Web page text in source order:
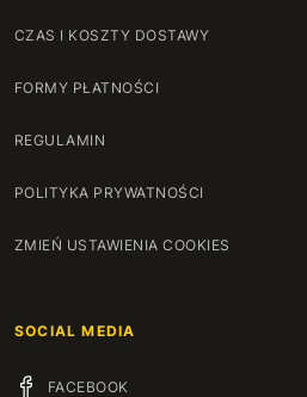
CZAS I KOSZTY DOSTAWY
FORMY PŁATNOŚCI
REGULAMIN
POLITYKA PRYWATNOŚCI
ZMIEŃ USTAWIENIA COOKIES
SOCIAL MEDIA
FACEBOOK